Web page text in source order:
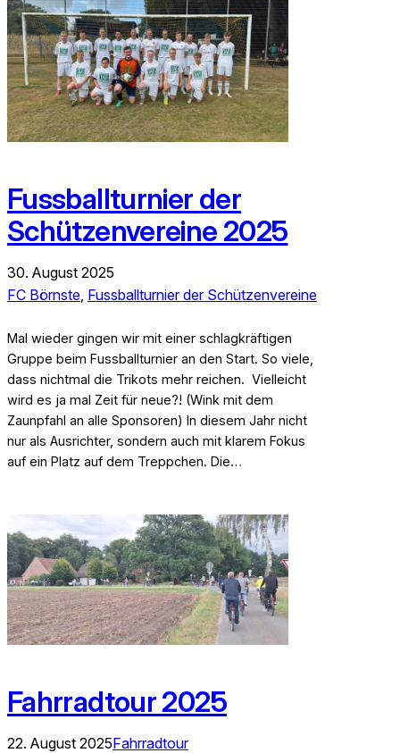
Fussballturnier der
Schützenvereine 2025
30. August 2025
FC Börnste Fussballturnier der Schützenvereine
Mal wieder gingen wir mit einer schlagkräftigen
Gruppe beim Fussballturnier an den Start. So viele,
dass nichtmal die Trikots mehr reichen. Vielleicht
wird es ja mal Zeit für neue?! (Wink mit dem
Zaunpfahl an alle Sponsoren) In diesem Jahr nicht
nur als Ausrichter, sondern auch mit klarem Fokus
auf ein Platz auf dem Treppchen. Die…
Fahrradtour 2025
22. August 2025Fahrradtour